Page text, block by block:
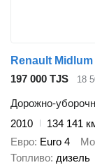
Renault Midlum
197 000 TJS
18
Дорожно-
2010
134 141
Евро Euro 4
Топливо дизель